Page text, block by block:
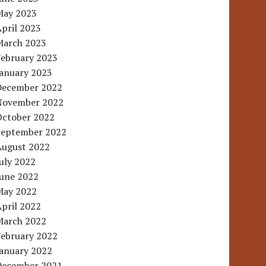
2023
2023
2023
2023
2023
2022
2022
2022
2022
2022
2022
2022
2022
2022
2022
2022
2022